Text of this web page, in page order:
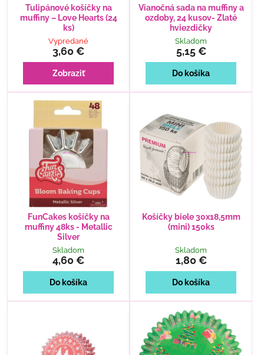
Tulipánové košíčky na
muffiny – Love Hearts (24
ks)
Vypredané
3,60 €
Zobraziť
Vianočná sada na muffiny a
ozdoby, 24 kusov- Zlaté
hviezdičky
Skladom
5,15 €
Do košíka
FunCakes košíčky na
muffiny 48ks - Metallic
Silver
Skladom
4,60 €
Do košíka
Košíčky biele 30x18,5mm
(mini) 150ks
Skladom
1,80 €
Do košíka